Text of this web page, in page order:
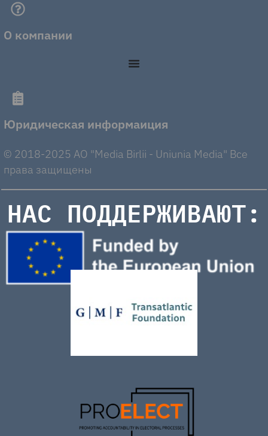
О компании
Юридическая информаиция
© 2018-2025 AO "Media Birlii - Uniunia Media" Все
права защищены
НАС ПОДДЕРЖИВАЮТ: